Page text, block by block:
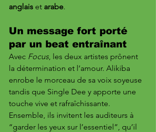
anglais et arabe.
Un message fort porté
par un beat entraînant
Avec Focus, les deux artistes prônent
la détermination et l’amour. Alikiba
enrobe le morceau de sa voix soyeuse
tandis que Single Dee y apporte une
touche vive et rafraîchissante.
Ensemble, ils invitent les auditeurs à
“garder les yeux sur l’essentiel”, qu’il